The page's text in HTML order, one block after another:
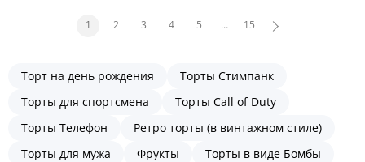
1 2 3 4 5 … 15
Торт на день рождения
Торты Стимпанк
Торты для спортсмена
Торты Call of Duty
Торты Телефон
Ретро торты (в винтажном стиле)
Торты для мужа
Фрукты
Торты в виде Бомбы